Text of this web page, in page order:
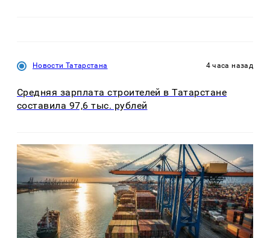
Новости Татарстана 4 часа назад
Средняя зарплата строителей в Татарстане
составила 97,6 тыс. рублей